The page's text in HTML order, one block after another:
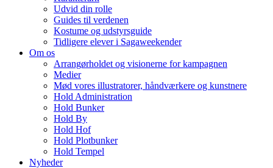
Udvid din rolle
Guides til verdenen
Kostume og udstyrsguide
Tidligere elever i Sagaweekender
Om os
Arrangørholdet og visionerne for kampagnen
Medier
Mød vores illustratorer, håndværkere og kunstnere
Hold Administration
Hold Bunker
Hold By
Hold Hof
Hold Plotbunker
Hold Tempel
Nyheder